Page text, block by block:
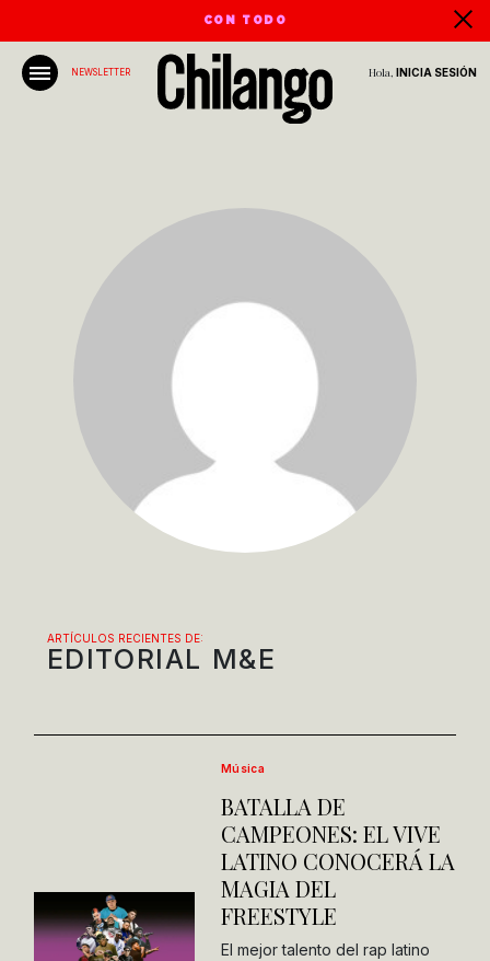
CON TODO
NEWSLETTER Hola, INICIA SESIÓN
ARTÍCULOS RECIENTES DE:
EDITORIAL M&E
Música
BATALLA DE
CAMPEONES: EL VIVE
LATINO CONOCERÁ LA
MAGIA DEL
FREESTYLE
El mejor talento del rap latino